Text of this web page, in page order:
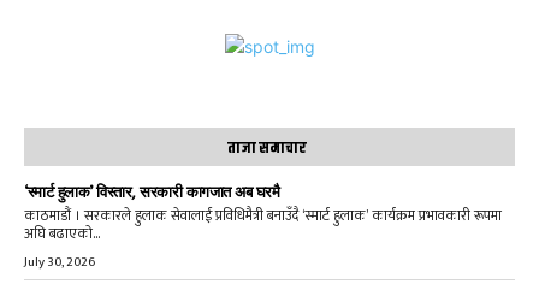
ताजा समाचार
‘स्मार्ट हुलाक’ विस्तार, सरकारी कागजात अब घरमै
काठमाडौं । सरकारले हुलाक सेवालाई प्रविधिमैत्री बनाउँदै ‘स्मार्ट हुलाक’ कार्यक्रम प्रभावकारी रूपमा
अघि बढाएको...
July 30, 2026